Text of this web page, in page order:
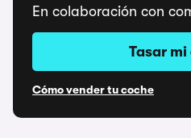
En colaboración con
Tasar
Cómo vender tu coche